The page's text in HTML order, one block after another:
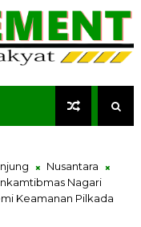
Nusantara
Nagari
Keamanan Pilkada